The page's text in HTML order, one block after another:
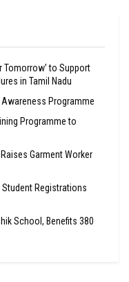
Tomorrow’ to Support
in Tamil Nadu
Awareness Programme
Programme to
Garment Worker
Student Registrations
School, Benefits 380